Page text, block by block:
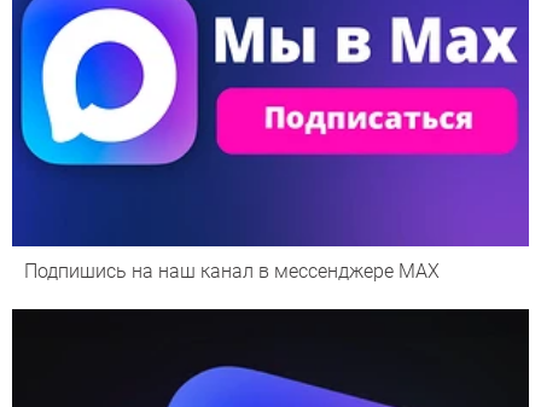
Подпишись на наш канал в мессенджере МАХ